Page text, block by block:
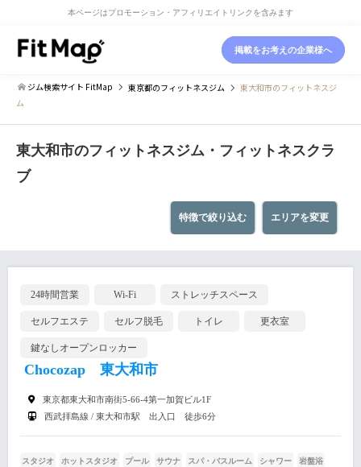
本ページはプロモーション・アフィリエイトリンクを含みます
掲載をお考えの企業様へ
ジム検索サイト FitMap 東京都のフィットネスジム
東大和市のフィットネスジ
ム
東大和市のフィットネスジム・フィットネスクラ
ブ
エリアを変更
特徴で絞り込む
24時間営業 Wi-Fi ストレッチスペース
セルフエステ セルフ脱毛 トイレ 更衣室
鍵なしオープンロッカー
Chocozap 東大和市
東京都東大和市南街5-66-4第一加賀ビル1F
西武拝島線 / 東大和市駅 出入口 徒歩6分
スタジオ ホットスタジオ プール サウナ スパ・バスルーム シャワー 岩盤浴